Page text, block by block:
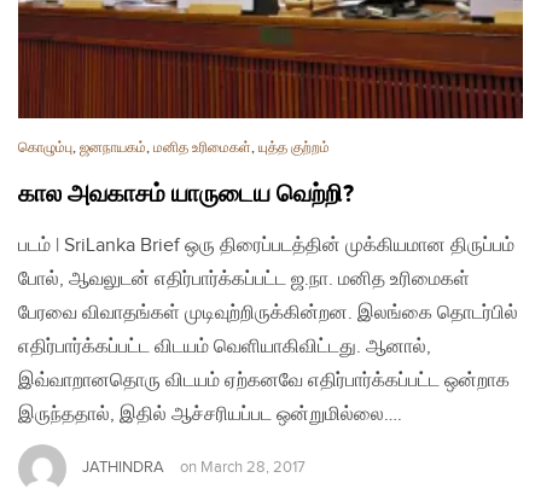
கொழும்பு, ஜனநாயகம், மனித உரிமைகள், யுத்த குற்றம்
கால அவகாசம் யாருடைய வெற்றி?
படம் | SriLanka Brief ஒரு திரைப்படத்தின் முக்கியமான திருப்பம்
போல், ஆவலுடன் எதிர்பார்க்கப்பட்ட ஜ.நா. மனித உரிமைகள்
பேரவை விவாதங்கள் முடிவுற்றிருக்கின்றன. இலங்கை தொடர்பில்
எதிர்பார்க்கப்பட்ட விடயம் வெளியாகிவிட்டது. ஆனால்,
இவ்வாறானதொரு விடயம் ஏற்கனவே எதிர்பார்க்கப்பட்ட ஒன்றாக
இருந்ததால், இதில் ஆச்சரியப்பட ஒன்றுமில்லை….
JATHINDRA on March 28, 2017